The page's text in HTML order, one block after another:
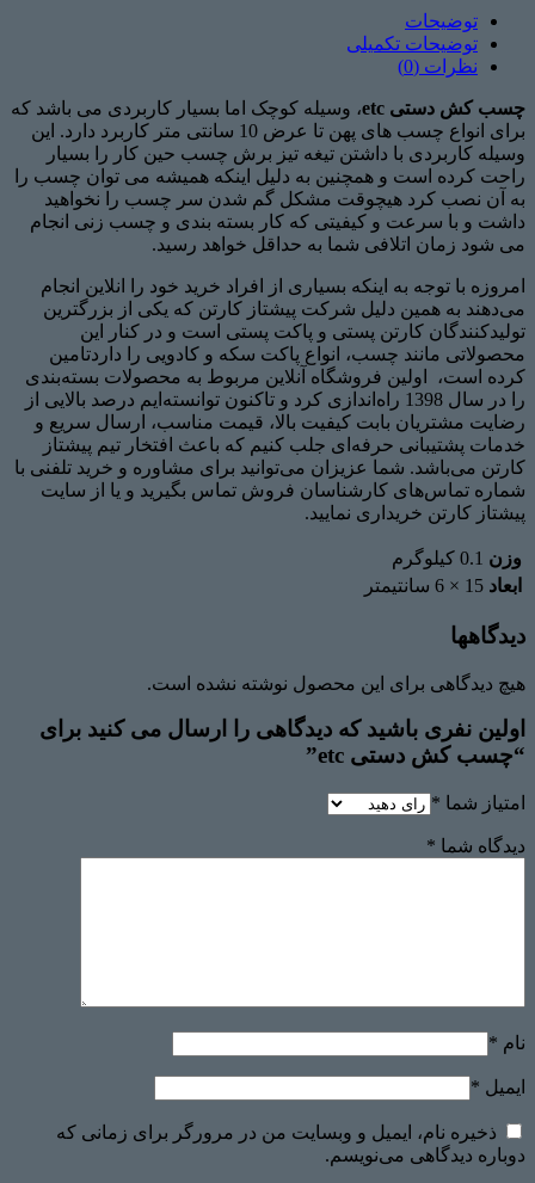
توضیحات
توضیحات تکمیلی
نظرات (0)
چسب کش دستی etc
، وسیله کوچک اما بسیار کاربردی می باشد که
برای انواع چسب های پهن تا عرض 10 سانتی متر کاربرد دارد. این
وسیله کاربردی با داشتن تیغه تیز برش چسب حین کار را بسیار
راحت کرده است و همچنین به دلیل اینکه همیشه می توان چسب را
به آن نصب کرد هیچوقت مشکل گم شدن سر چسب را نخواهید
داشت و با سرعت و کیفیتی که کار بسته بندی و چسب زنی انجام
می شود زمان اتلافی شما به حداقل خواهد رسید.
امروزه با توجه به اینکه بسیاری از افراد خرید خود را انلاین انجام
می‌دهند به همین دلیل شرکت پیشتاز کارتن که یکی از بزرگترین
تولیدکنندگان کارتن پستی و پاکت پستی است و در کنار این
محصولاتی مانند چسب، انواع پاکت سکه و کادویی را داردتامین
کرده است، اولین فروشگاه آنلاین مربوط به محصولات بسته‌بندی
را در سال 1398 راه‌اندازی کرد و تاکنون توانسته‌ایم درصد بالایی از
رضایت مشتریان بابت کیفیت بالا، قیمت مناسب، ارسال سریع و
خدمات پشتیبانی حرفه‌ای جلب کنیم که باعث افتخار تیم پیشتاز
کارتن می‌باشد. شما عزیزان می‌توانید برای مشاوره و خرید تلفنی با
شماره تماس‌های کارشناسان فروش تماس بگیرید و یا از سایت
پیشتاز کارتن خریداری نمایید.
وزن 0.1 کیلوگرم
ابعاد 15 × 6 سانتیمتر
دیدگاهها
هیچ دیدگاهی برای این محصول نوشته نشده است.
اولین نفری باشید که دیدگاهی را ارسال می کنید برای
“چسب کش دستی etc”
امتیاز شما *
دیدگاه شما *
نام *
ایمیل *
ذخیره نام، ایمیل و وبسایت من در مرورگر برای زمانی که
دوباره دیدگاهی می‌نویسم.